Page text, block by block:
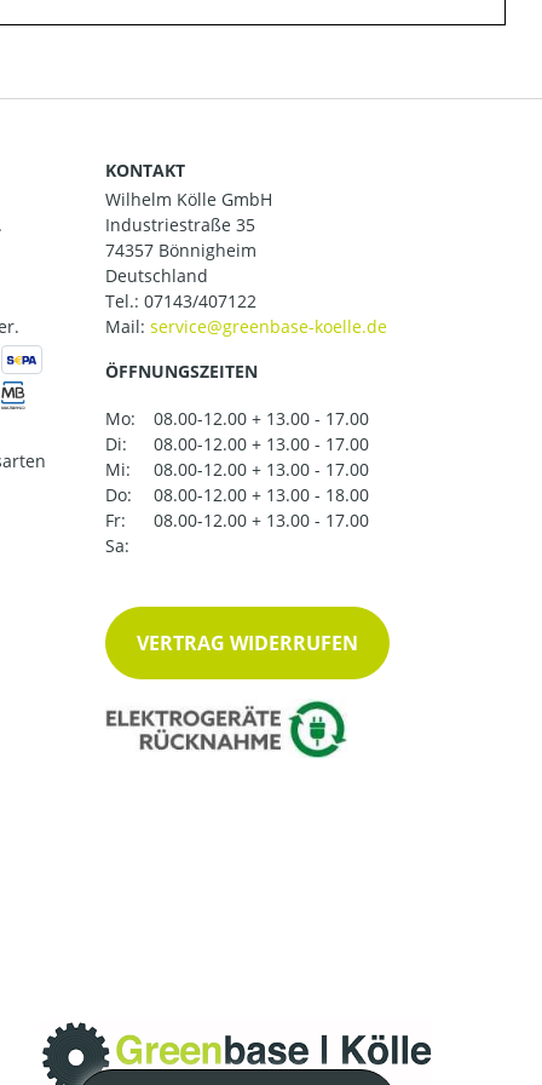
KONTAKT
Wilhelm Kölle GmbH
Industriestraße 35
74357 Bönnigheim
Deutschland
Tel.: 07143/407122
Mail:
ÖFFNUNGSZEITEN
Mo:
08.00-12.00 + 13.00 - 17.00
Di:
08.00-12.00 + 13.00 - 17.00
Mi:
08.00-12.00 + 13.00 - 17.00
Do:
08.00-12.00 + 13.00 - 18.00
Fr:
08.00-12.00 + 13.00 - 17.00
Sa:
VERTRAG WIDERRUFEN